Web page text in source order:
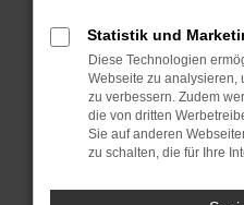
Betriebssystem auf
sind.
Veraltete Software
Sicherheitsrisiko,
führen, dass
unterstützt werden.
Wende dich an den
Statistik und
Diese Technologien
Webseite zu analysieren,
zu verbessern. Zudem
die von dritten
Sie auf anderen
zu schalten, die für Ihre